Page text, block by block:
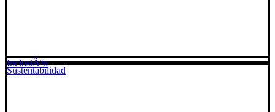
Sustentabilidad
InclusiÃ³n